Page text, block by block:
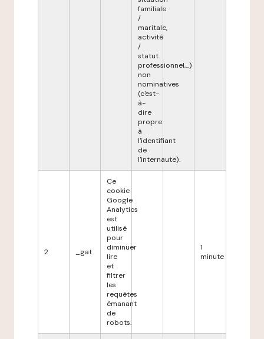
familiale
/
maritale,
activité
/
statut
professionnel,...)
non
nominatives
(c'est-
à-
dire
propre
à
l'identifiant
de
l'internaute).
2 _gat
Ce
cookie
Google
Analytics
est
utilisé
pour
diminuer
lire
et
filtrer
les
requêtes
émanant
de
robots.
1
minute